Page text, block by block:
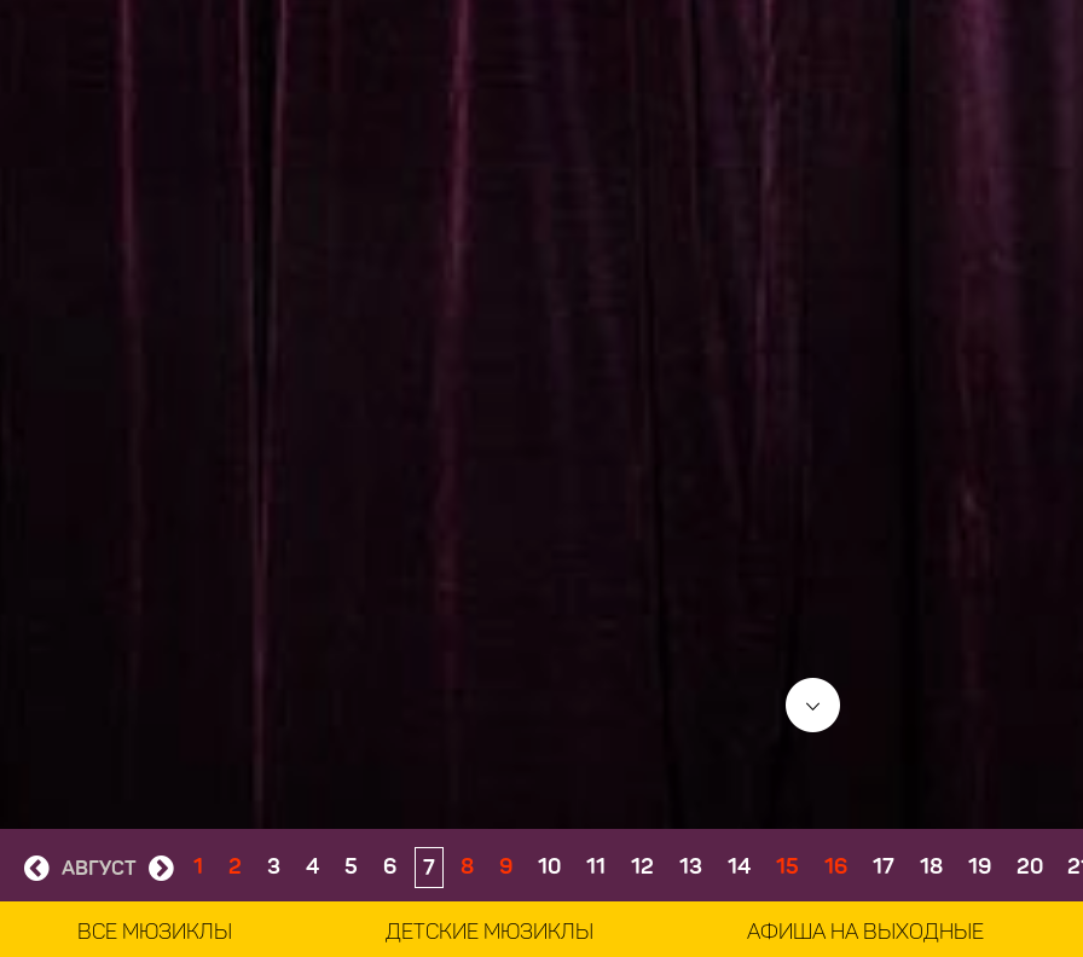
АВГУСТ 1 2 3 4 5 6 7 8 9 10 11 12 13 14 15 16 17 18 19 20
ВСЕ МЮЗИКЛЫ ДЕТСКИЕ МЮЗИКЛЫ АФИША НА ВЫХОДНЫЕ